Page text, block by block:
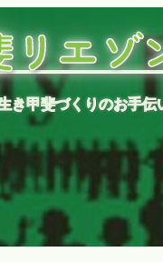
エゾ
き甲斐づくりのお手伝